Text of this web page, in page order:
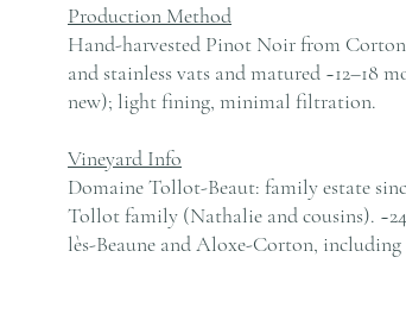
Production Method
Hand-harvested Pinot Noir from
and stainless vats and matured ~12–18
new); light fining, minimal filtration.
Vineyard Info
Domaine Tollot-Beaut: family estate
Tollot family (Nathalie and cousins).
lès-Beaune and Aloxe-Corton,